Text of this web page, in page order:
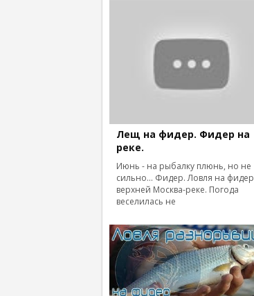
Лещ на фидер. Фидер на
реке.
Июнь - на рыбалку плюнь, но не
сильно... Фидер. Ловля на
верхней Москва-реке. Погода
веселилась не